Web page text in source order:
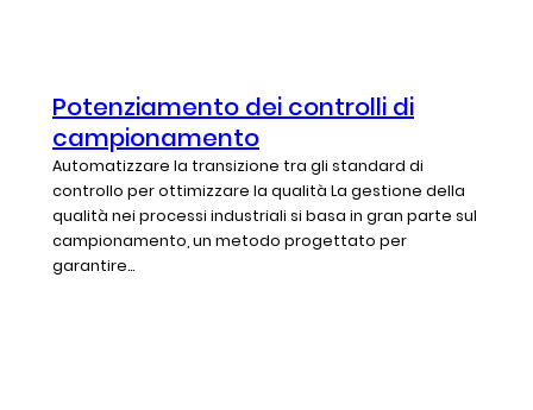
Potenziamento dei controlli di
campionamento
Automatizzare la transizione tra gli standard di
controllo per ottimizzare la qualità La gestione della
qualità nei processi industriali si basa in gran parte sul
campionamento, un metodo progettato per
garantire...